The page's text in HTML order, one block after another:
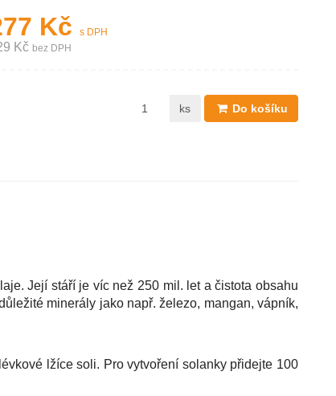
Kč s DPH
Kč bez DPH
ks Do košíku
Její stáří je víc než 250 mil. let a čistota obsahu
minerály jako např. železo, mangan, vápník,
lžíce soli. Pro vytvoření solanky přidejte 100